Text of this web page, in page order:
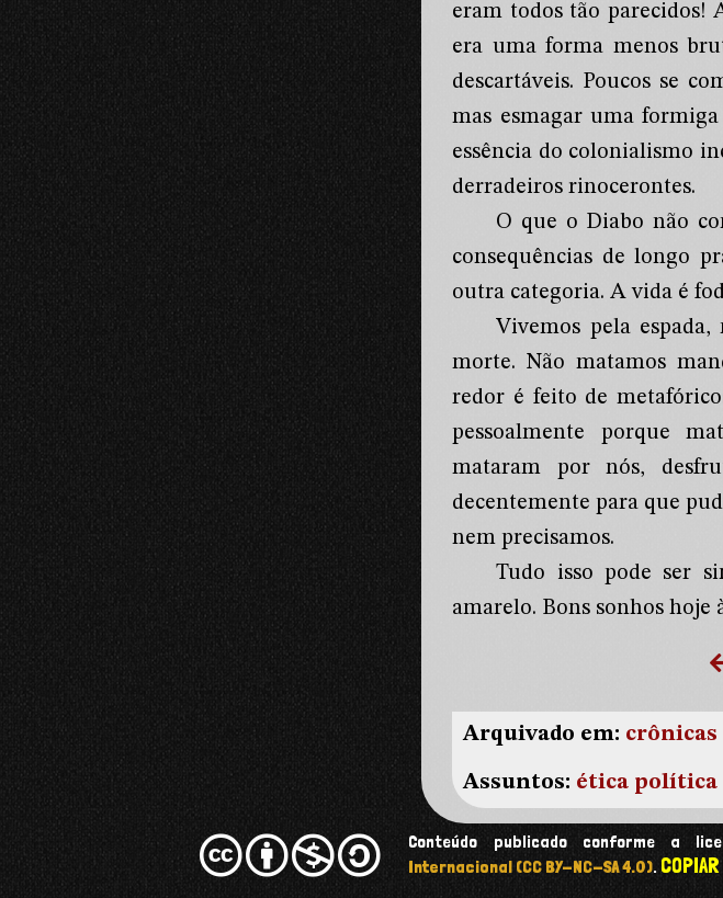
eram todos tão parecidos!
era uma forma menos
descartáveis. Poucos se
mas esmagar uma
essência do colonialismo
derradeiros rinocerontes.
O que o Diabo não
consequências de longo
outra categoria. A vida é
Vivemos pela
morte. Não matamos
redor é feito de
pessoalmente porque
mataram por nós,
decentemente para que
nem precisamos.
Tudo isso pode ser
amarelo. Bons sonhos hoje
Arquivado em: crônicas
Assuntos: ética política
Conteúdo publicado conforme a
Internacional (CC BY-NC-SA 4.0).